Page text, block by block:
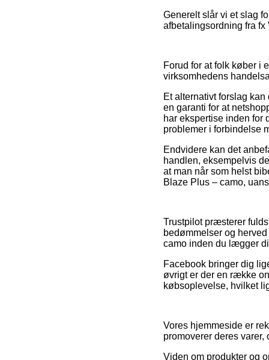
Generelt slår vi et slag
afbetalingsordning fra
Forud for at folk køber i
virksomhedens
Et alternativt forslag
en garanti for at
har ekspertise inden
problemer i forbindelse
Endvidere kan det
handlen, eksempelvis
at man når som helst
Blaze Plus – camo,
Trustpilot præsterer
bedømmelser og
camo inden du lægger
Facebook bringer dig
øvrigt er der en række
købsoplevelse, hvilket
Vores hjemmeside er
promoverer deres
Viden om produkter og